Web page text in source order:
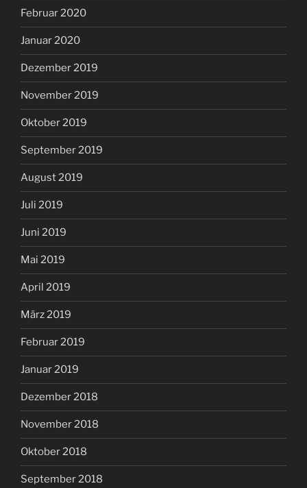
Februar 2020
Januar 2020
Dezember 2019
November 2019
Oktober 2019
September 2019
August 2019
Juli 2019
Juni 2019
Mai 2019
April 2019
März 2019
Februar 2019
Januar 2019
Dezember 2018
November 2018
Oktober 2018
September 2018